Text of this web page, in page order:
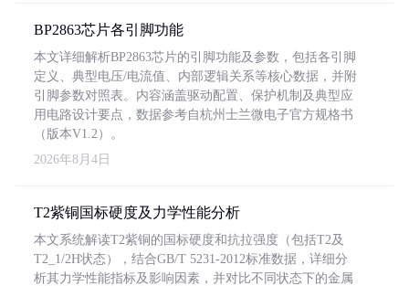
BP2863芯片各引脚功能
本文详细解析BP2863芯片的引脚功能及参数，包括各引脚
定义、典型电压/电流值、内部逻辑关系等核心数据，并附
引脚参数对照表。内容涵盖驱动配置、保护机制及典型应
用电路设计要点，数据参考自杭州士兰微电子官方规格书
（版本V1.2）。
2026年8月4日
T2紫铜国标硬度及力学性能分析
本文系统解读T2紫铜的国标硬度和抗拉强度（包括T2及
T2_1/2H状态），结合GB/T 5231-2012标准数据，详细分
析其力学性能指标及影响因素，并对比不同状态下的金属